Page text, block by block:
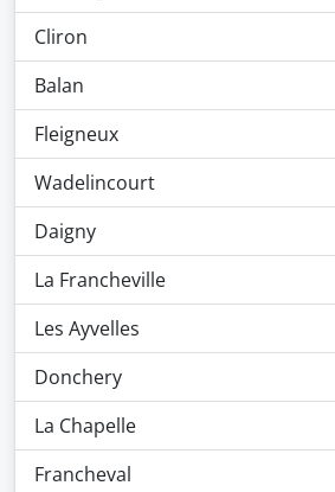
Cliron
Balan
Fleigneux
Wadelincourt
Daigny
La Francheville
Les Ayvelles
Donchery
La Chapelle
Francheval